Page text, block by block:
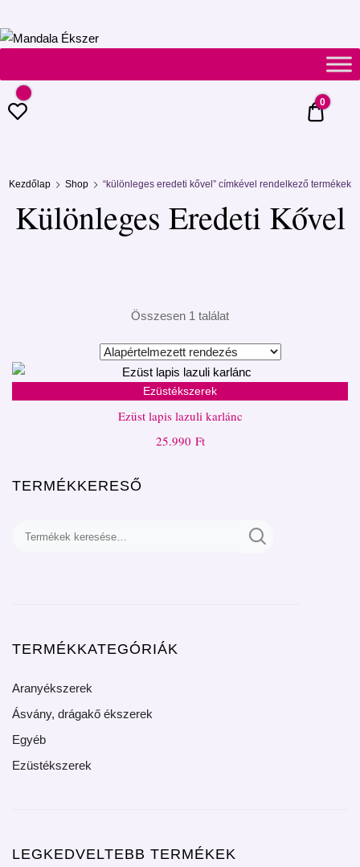
Mandala
Ékszer
0 Ft
0
Kezdőlap Shop “különleges eredeti kővel” címkével rendelkező termékek
Különleges Eredeti Kővel
Összesen 1 találat
Ezüstékszerek
Ezüst lapis lazuli karlánc
25.990 Ft
TERMÉKKERESŐ
TERMÉKKATEGÓRIÁK
Aranyékszerek
Ásvány, drágakő ékszerek
Egyéb
Ezüstékszerek
LEGKEDVELTEBB TERMÉKEK